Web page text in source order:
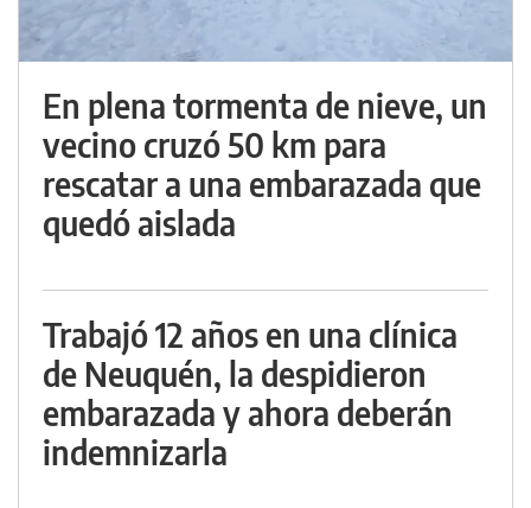
En plena tormenta de nieve, un
vecino cruzó 50 km para
rescatar a una embarazada que
quedó aislada
Trabajó 12 años en una clínica
de Neuquén, la despidieron
embarazada y ahora deberán
indemnizarla